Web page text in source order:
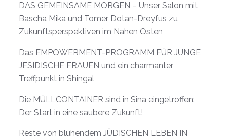
DAS GEMEINSAME MORGEN – Unser Salon mit
Bascha Mika und Tomer Dotan-Dreyfus zu
Zukunftsperspektiven im Nahen Osten
Das EMPOWERMENT-PROGRAMM FÜR JUNGE
JESIDISCHE FRAUEN und ein charmanter
Treffpunkt in Shingal
Die MÜLLCONTAINER sind in Sina eingetroffen:
Der Start in eine saubere Zukunft!
Reste von blühendem JÜDISCHEN LEBEN IN